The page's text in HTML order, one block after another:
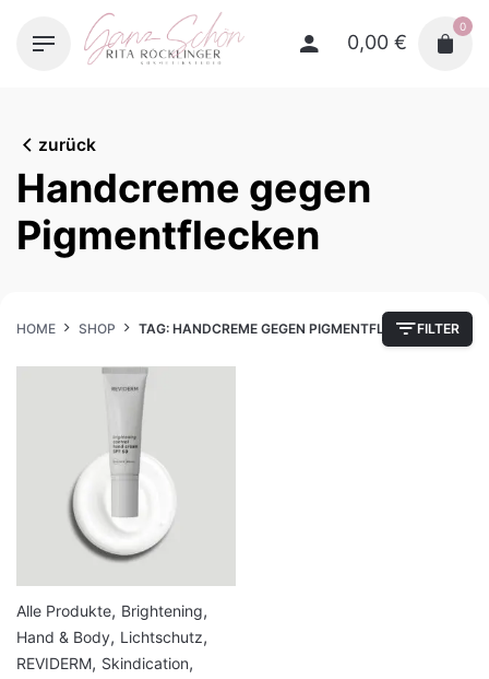
0,00 €
0
zurück
Handcreme gegen
Pigmentflecken
HOME SHOP TAG: HANDCREME GEGEN PIGMENTFLECKENFILTER
Alle Produkte, Brightening,
Hand & Body, Lichtschutz,
REVIDERM, Skindication,